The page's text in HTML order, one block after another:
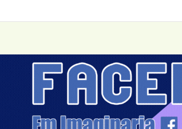
con un ciclo de conciertos durante agosto